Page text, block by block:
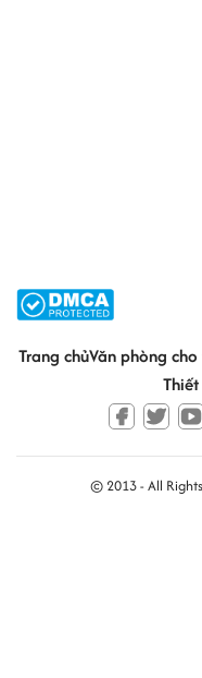
Trang chủVăn phòng cho
© 2013 - All